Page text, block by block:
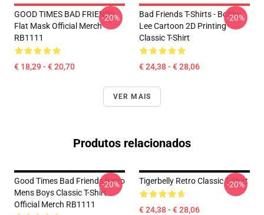
GOOD TIMES BAD FRIENDS
Flat Mask Official Merch
RB1111
€ 18,29 - € 20,70
-20%
Bad Friends T-Shirts - Bobby
Lee Cartoon 2D Printing
Classic T-Shirt
€ 24,38 - € 28,06
-20%
VER MAIS
Produtos relacionados
Good Times Bad Friends Retro
Mens Boys Classic T-Shirt
Official Merch RB1111
-20% Tigerbelly Retro Classic T-Shirt
€ 24,38 - € 28,06
-20%